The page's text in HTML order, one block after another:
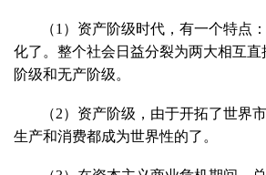
（1）资产阶级时代，有一个特点
化了。整个社会日益分裂为两大相互
阶级和无产阶级。
（2）资产阶级，由于开拓了世界
生产和消费都成为世界性的了。